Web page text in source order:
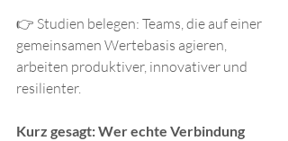
👉 Studien belegen: Teams, die auf einer
gemeinsamen Wertebasis agieren,
arbeiten produktiver, innovativer und
resilienter.
Kurz gesagt: Wer echte Verbindung